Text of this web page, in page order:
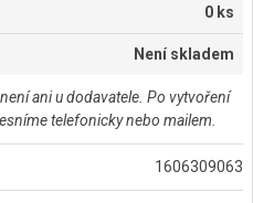
0 ks
Není skladem
ani u dodavatele. Po vytvoření
telefonicky nebo mailem.
1606309063